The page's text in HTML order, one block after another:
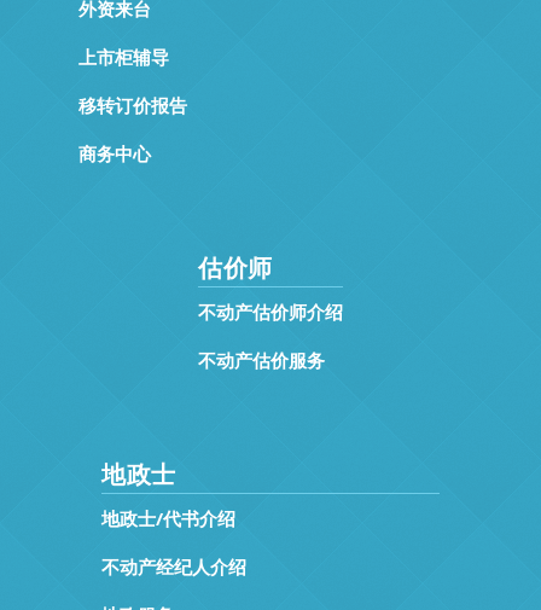
外资来台
上市柜辅导
移转订价报告
商务中心
估价师
不动产估价师介绍
不动产估价服务
地政士
地政士/代书介绍
不动产经纪人介绍